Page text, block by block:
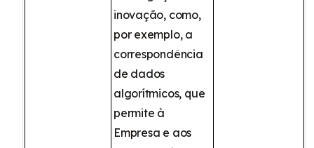
inovação, como,
por exemplo, a
correspondência
de dados
algorítmicos, que
permite à
Empresa e aos